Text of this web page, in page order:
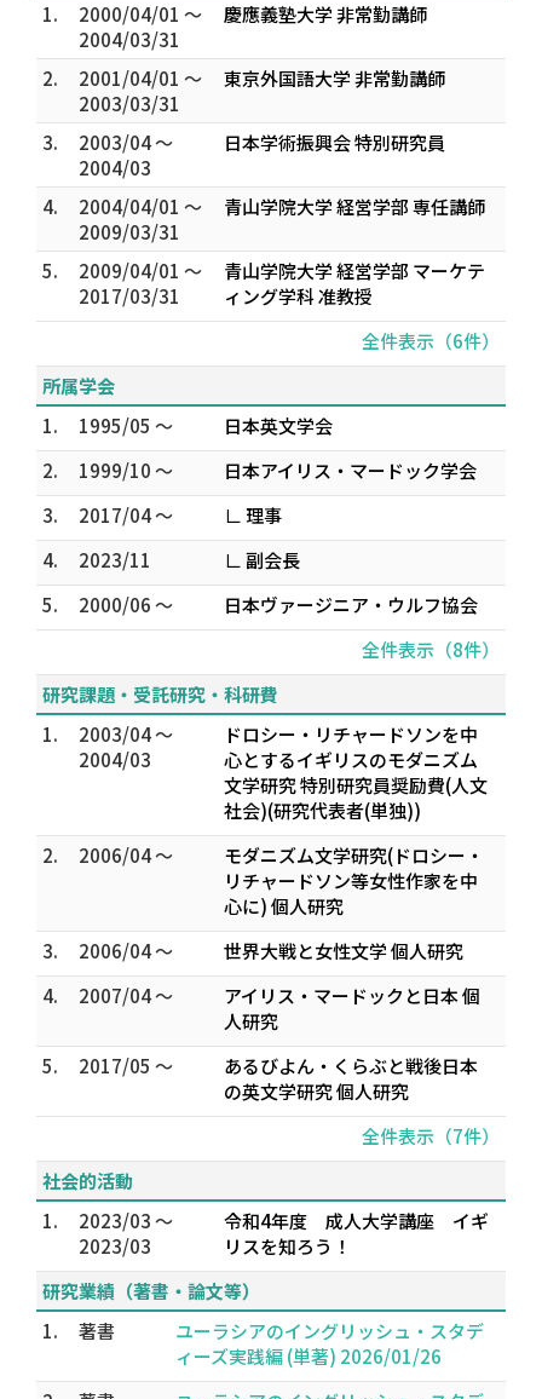
1.
2000/04/01 ～
2004/03/31
慶應義塾大学 非常勤講師
2.
2001/04/01 ～
2003/03/31
東京外国語大学 非常勤講師
3.
2003/04 ～
2004/03
日本学術振興会 特別研究員
4.
2004/04/01 ～
2009/03/31
青山学院大学 経営学部 専任講師
5.
2009/04/01 ～
2017/03/31
青山学院大学 経営学部 マーケテ
ィング学科 准教授
全件表示（6件）
所属学会
1.
1995/05 ～
日本英文学会
2.
1999/10 ～
日本アイリス・マードック学会
3.
2017/04 ～
∟ 理事
4.
2023/11
∟ 副会長
5.
2000/06 ～
日本ヴァージニア・ウルフ協会
全件表示（8件）
研究課題・受託研究・科研費
1.
2003/04 ～
2004/03
ドロシー・リチャードソンを中
心とするイギリスのモダニズム
文学研究 特別研究員奨励費(人文
社会)(研究代表者(単独))
2.
2006/04 ～
モダニズム文学研究(ドロシー・
リチャードソン等女性作家を中
心に) 個人研究
3.
2006/04 ～
世界大戦と女性文学 個人研究
4.
2007/04 ～
アイリス・マードックと日本 個
人研究
5.
2017/05 ～
あるびよん・くらぶと戦後日本
の英文学研究 個人研究
全件表示（7件）
社会的活動
1.
2023/03 ～
2023/03
令和4年度 成人大学講座 イギ
リスを知ろう！
研究業績（著書・論文等）
1.
著書
ユーラシアのイングリッシュ・スタデ
ィーズ実践編 (単著) 2026/01/26